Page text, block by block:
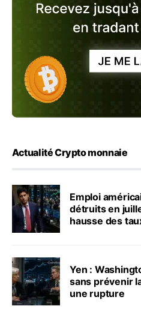
Actualité Crypto monnaie
Emploi
détruits en
hausse des
Yen :
sans prévenir
une rupture